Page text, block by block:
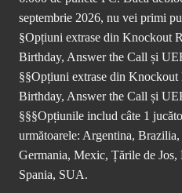
septembrie 2026, nu vei primi
§Opțiuni extrase din Knockout
Birthday, Answer the Call și
§§Opțiuni extrase din
Birthday, Answer the Call și
§§§Opțiunile includ câte 1
următoarele: Argentina,
Germania, Mexic, Țările de Jos,
Spania, SUA.